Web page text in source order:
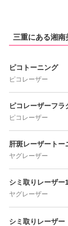
三重にある湘
ピコトーニング
ピコレーザー
ピコレーザーフラ
ピコレーザー
肝斑レーザートー
ヤグレーザー
シミ取りレーザー
ヤグレーザー
シミ取りレーザー